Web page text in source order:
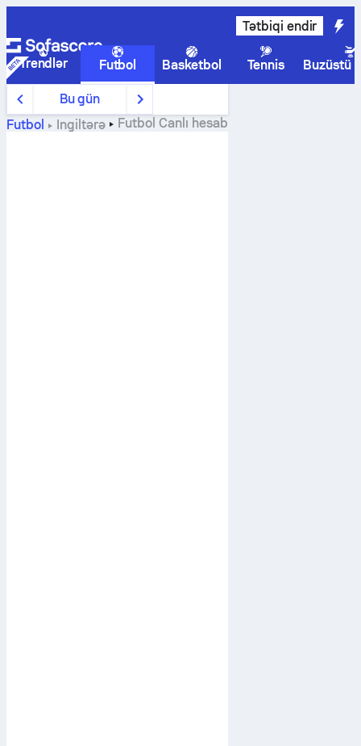
Tətbiqi endir
Trendlər Futbol Basketbol Tennis Buzüstü
Bu gün
Futbol
İngiltərə Futbol Canlı hesab